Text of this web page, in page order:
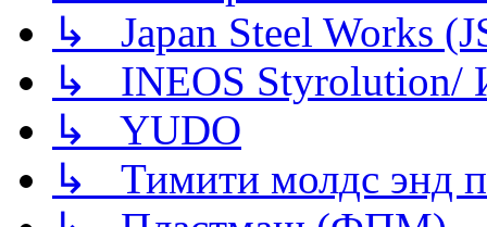
↳ Japan Steel Works
↳ INEOS
↳ YUDO
↳ Тимити молдс энд